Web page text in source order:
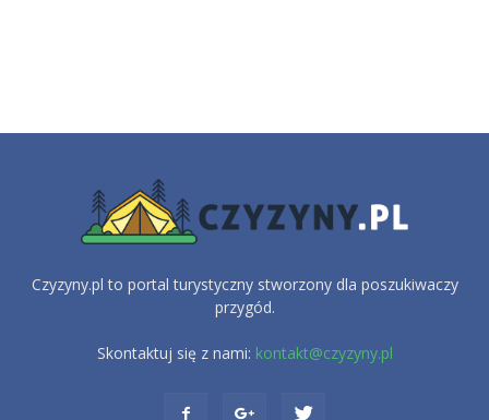
Czyzyny.pl to portal turystyczny stworzony dla poszukiwaczy
przygód.
Skontaktuj się z nami: kontakt@czyzyny.pl